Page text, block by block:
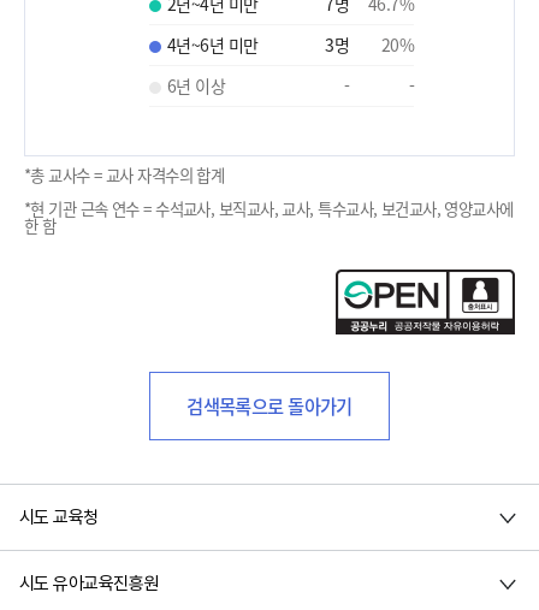
4년~6년 미만
3명 20%
6년 이상
- -
*총 교사수 = 교사 자격수의 합계
*현 기관 근속 연수 = 수석교사, 보직교사, 교사, 특수교사, 보건교사, 영양교사에
한 함
검색목록으로 돌아가기
시도 교육청
시도 유아교육진흥원